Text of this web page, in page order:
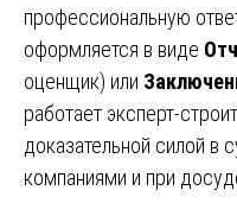
профессиональную
оформляется в виде
оценщик) или
работает эксперт-
доказательной силой в
компаниями и при